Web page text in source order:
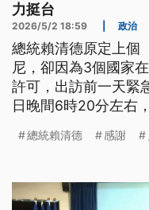
力挺台
2026/5/2 18:59 政治
總統賴清德原定上個
尼，卻因為3個國家
許可，出訪前一天緊
日晚間6時20分左右
天，史國人民依舊給
總統賴清德 感謝